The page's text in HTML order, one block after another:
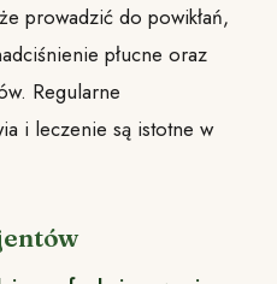
prowadzić do powikłań,
płucne oraz
Regularne
i leczenie są istotne w